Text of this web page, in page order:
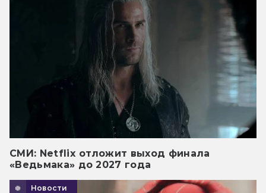
СМИ: Netflix отложит выход финала
«Ведьмака» до 2027 года
Новости